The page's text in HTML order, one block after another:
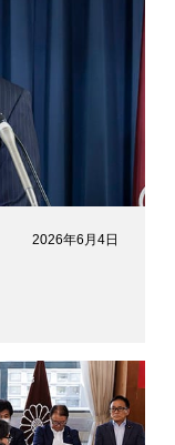
2026年6月4日